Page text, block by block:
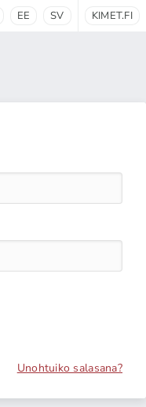
EE SV KIMET.FI
Unohtuiko salasana?